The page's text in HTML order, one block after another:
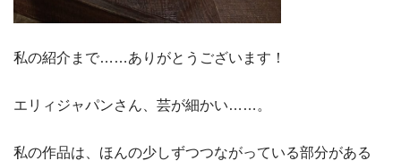
私の紹介まで……ありがとうございます！
エリィジャパンさん、芸が細かい……。
私の作品は、ほんの少しずつつながっている部分がある